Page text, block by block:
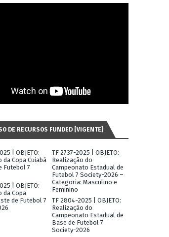
DE RECURSOS FUNDED [VIGENTE]
| OBJETO:
da Copa Cuiabá
Futebol 7
TF 2737-2025 | OBJETO:
Realização do
Campeonato Estadual de
Futebol 7 Society-2026 –
Categoria: Masculino e
Feminino
| OBJETO:
da Copa
de Futebol 7
TF 2804-2025 | OBJETO:
Realização do
Campeonato Estadual de
Base de Futebol 7
Society-2026